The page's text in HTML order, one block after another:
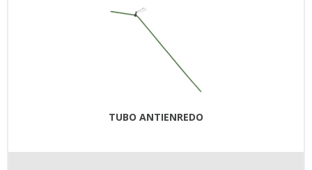
TUBO ANTIENREDO